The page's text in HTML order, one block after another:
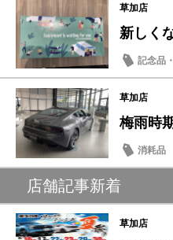
草加店
新しく
記念品
草加店
梅雨時
消耗品
店舗記事新着
草加店